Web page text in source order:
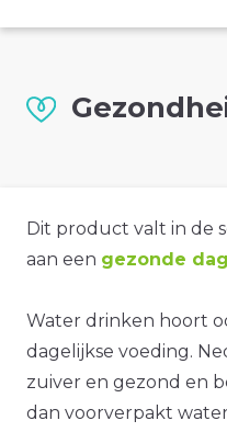
Dit product valt in de
aan een gezonde
Water drinken hoort
dagelijkse voeding.
zuiver en gezond en
dan voorverpakt